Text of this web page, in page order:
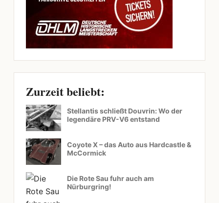
Zurzeit beliebt:
Stellantis schließt Douvrin: Wo der
legendäre PRV-V6 entstand
Coyote X – das Auto aus Hardcastle &
McCormick
Die Rote Sau fuhr auch am
Nürburgring!